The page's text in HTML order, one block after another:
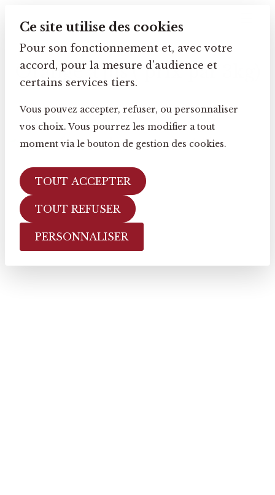
Ce site utilise des cookies
Pour son fonctionnement et, avec votre
accord, pour la mesure d'audience et
certains services tiers.
Vous pouvez accepter, refuser, ou personnaliser
vos choix. Vous pourrez les modifier a tout
moment via le bouton de gestion des cookies.
TOUT ACCEPTER
TOUT REFUSER
PERSONNALISER
Orange à jus ( prix par 3kg)